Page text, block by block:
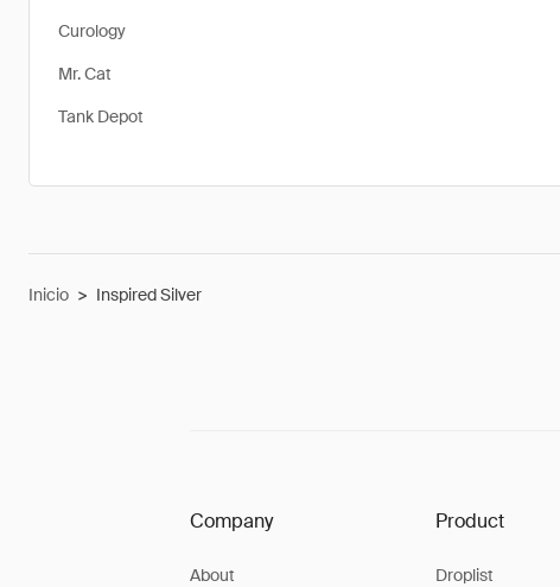
Curology
Mr. Cat
Tank Depot
Inicio > Inspired Silver
Company
About
Product
Droplist